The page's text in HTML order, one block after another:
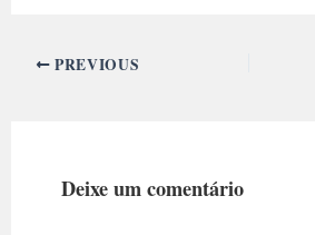
PREVIOUS
Deixe um comentário